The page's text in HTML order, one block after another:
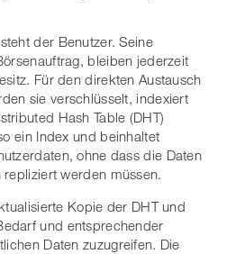
der Benutzer. Seine
bleiben jederzeit
Für den direkten Austausch
sie verschlüsselt, indexiert
Hash Table (DHT)
ein Index und beinhaltet
ohne dass die Daten
werden müssen.
Kopie der DHT und
und entsprechender
Daten zuzugreifen. Die